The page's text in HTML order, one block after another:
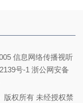
信息网络传播视听
号-1 浙公网安备
版权所有 未经授权禁